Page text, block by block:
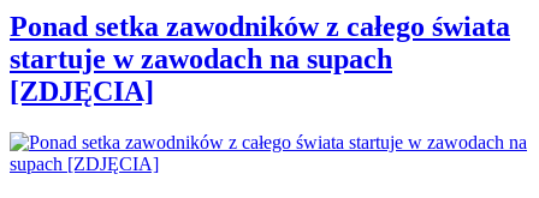
Ponad setka zawodników z całego świata
startuje w zawodach na supach
[ZDJĘCIA]